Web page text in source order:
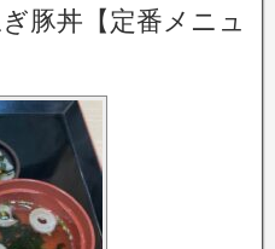
豚丼【定番メニュ